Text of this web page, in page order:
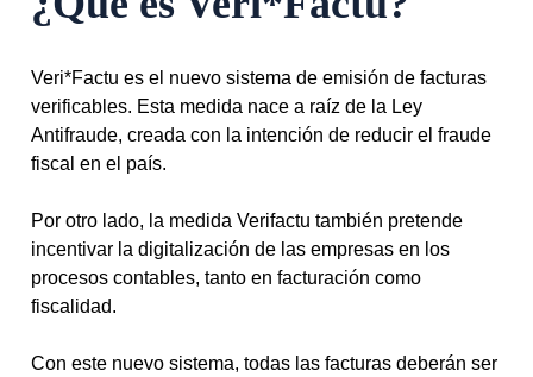
Veri*Factu es el nuevo sistema de emisión de facturas
verificables. Esta medida nace a raíz de la Ley
Antifraude, creada con la intención de reducir el fraude
fiscal en el país.
Por otro lado, la medida Verifactu también pretende
incentivar la digitalización de las empresas en los
procesos contables, tanto en facturación como
fiscalidad.
Con este nuevo sistema, todas las facturas deberán ser